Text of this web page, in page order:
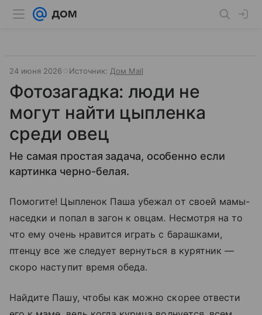
24 июня 2026 Источник: Дом Mail
Фотозагадка: люди не
могут найти цыпленка
среди овец
Не самая простая задача, особенно если
картинка черно-белая.
Помогите! Цыпленок Паша убежал от своей мамы-
наседки и попал в загон к овцам. Несмотря на то
что ему очень нравится играть с барашками,
птенцу все же следует вернуться в курятник —
скоро наступит время обеда.
Найдите Пашу, чтобы как можно скорее отвести